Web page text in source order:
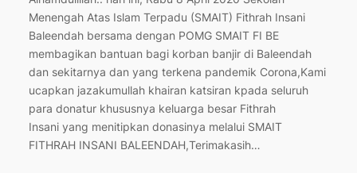
Menengah Atas Islam Terpadu (SMAIT) Fithrah Insani
Baleendah bersama dengan POMG SMAIT FI BE
membagikan bantuan bagi korban banjir di Baleendah
dan sekitarnya dan yang terkena pandemik Corona,Kami
ucapkan jazakumullah khairan katsiran kpada seluruh
para donatur khususnya keluarga besar Fithrah
Insani yang menitipkan donasinya melalui SMAIT
FITHRAH INSANI BALEENDAH,Terimakasih…